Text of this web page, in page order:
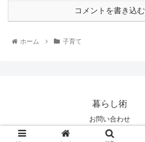
コメントを書き込む
ホーム 子育て
暮らし術
お問い合わせ
© 2021 暮らし術.